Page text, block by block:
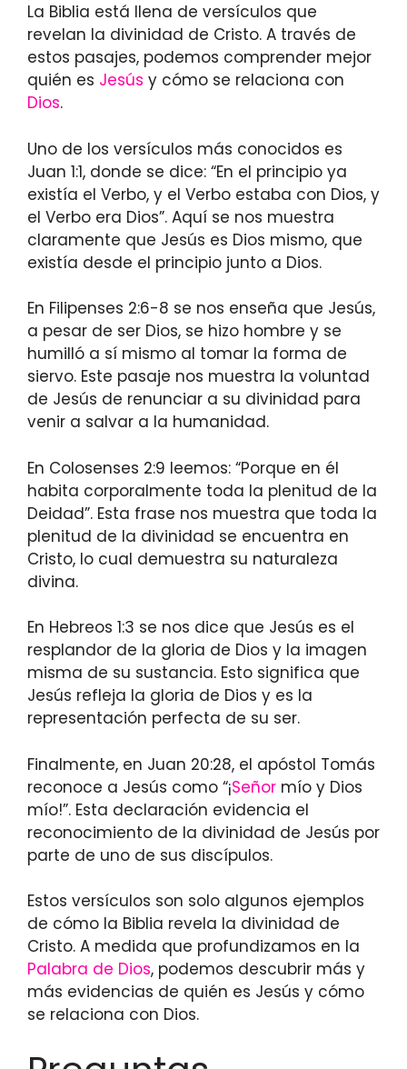
La Biblia está llena de versículos que
revelan la divinidad de Cristo. A través de
estos pasajes, podemos comprender mejor
quién es Jesús y cómo se relaciona con
Dios.
Uno de los versículos más conocidos es
Juan 1:1, donde se dice: “En el principio ya
existía el Verbo, y el Verbo estaba con Dios, y
el Verbo era Dios”. Aquí se nos muestra
claramente que Jesús es Dios mismo, que
existía desde el principio junto a Dios.
En Filipenses 2:6-8 se nos enseña que Jesús,
a pesar de ser Dios, se hizo hombre y se
humilló a sí mismo al tomar la forma de
siervo. Este pasaje nos muestra la voluntad
de Jesús de renunciar a su divinidad para
venir a salvar a la humanidad.
En Colosenses 2:9 leemos: “Porque en él
habita corporalmente toda la plenitud de la
Deidad”. Esta frase nos muestra que toda la
plenitud de la divinidad se encuentra en
Cristo, lo cual demuestra su naturaleza
divina.
En Hebreos 1:3 se nos dice que Jesús es el
resplandor de la gloria de Dios y la imagen
misma de su sustancia. Esto significa que
Jesús refleja la gloria de Dios y es la
representación perfecta de su ser.
Finalmente, en Juan 20:28, el apóstol Tomás
reconoce a Jesús como “¡Señor mío y Dios
mío!”. Esta declaración evidencia el
reconocimiento de la divinidad de Jesús por
parte de uno de sus discípulos.
Estos versículos son solo algunos ejemplos
de cómo la Biblia revela la divinidad de
Cristo. A medida que profundizamos en la
Palabra de Dios, podemos descubrir más y
más evidencias de quién es Jesús y cómo
se relaciona con Dios.